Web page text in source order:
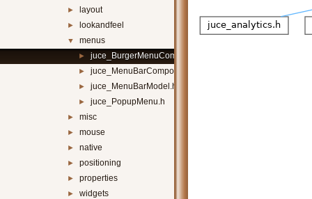
► layout
► lookandfeel
▼ menus
► juce_BurgerMenuComponent.h
► juce_MenuBarComponent.h
► juce_MenuBarModel.h
► juce_PopupMenu.h
► misc
► mouse
► native
► positioning
► properties
► widgets